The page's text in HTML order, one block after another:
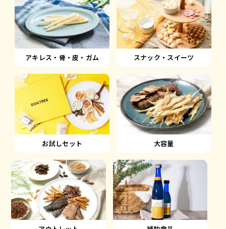
アキレス・骨・皮・ガム スナック・スイーツ
お試しセット 大容量